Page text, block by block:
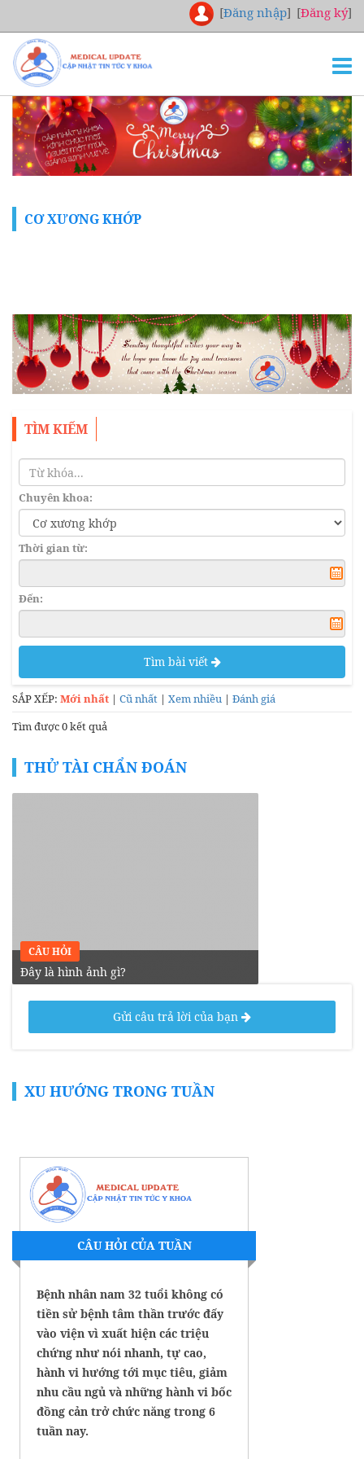
[Đăng nhập] [Đăng ký]
TRANG CHỦ
THƯ VIỆN
NGHIÊN CỨU
CƠ XƯƠNG KHỚP
TÌM KIẾM
Chuyên khoa:
Thời gian từ:
Đến:
Tìm bài viết
SẮP XẾP: Mới nhất | Cũ nhất | Xem nhiều | Đánh giá
Tìm được 0 kết quả
THỬ TÀI CHẨN ĐOÁN
CÂU HỎI
Đây là hình ảnh gì?
Gửi câu trả lời của bạn
XU HƯỚNG TRONG TUẦN
CÂU HỎI CỦA TUẦN
Bệnh nhân nam 32 tuổi không có
tiền sử bệnh tâm thần trước đấy
vào viện vì xuất hiện các triệu
chứng như nói nhanh, tự cao,
hành vi hướng tới mục tiêu, giảm
nhu cầu ngủ và những hành vi bốc
đồng cản trở chức năng trong 6
tuần nay.